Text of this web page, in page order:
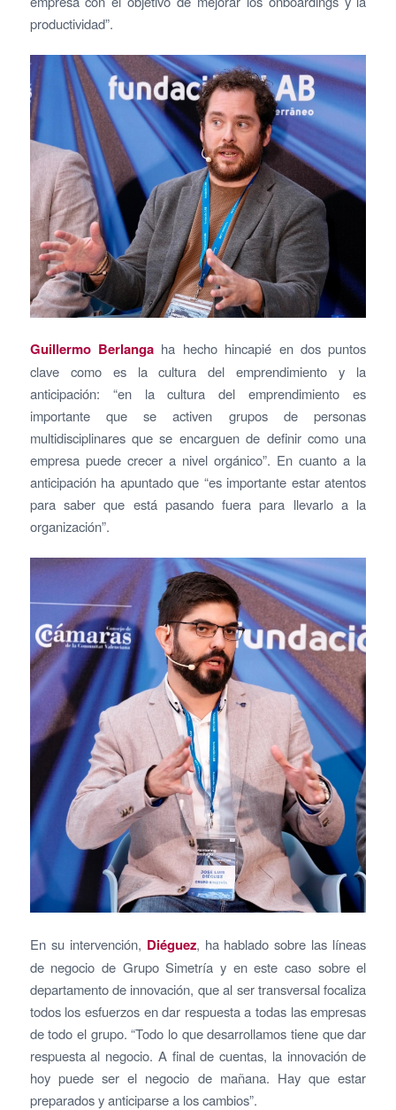
productividad”.
Guillermo Berlanga ha hecho hincapié en dos puntos
clave como es la cultura del emprendimiento y la
anticipación: “en la cultura del emprendimiento es
importante que se activen grupos de personas
multidisciplinares que se encarguen de definir como una
empresa puede crecer a nivel orgánico”. En cuanto a la
anticipación ha apuntado que “es importante estar atentos
para saber que está pasando fuera para llevarlo a la
organización”.
En su intervención, Diéguez, ha hablado sobre las líneas
de negocio de Grupo Simetría y en este caso sobre el
departamento de innovación, que al ser transversal focaliza
todos los esfuerzos en dar respuesta a todas las empresas
de todo el grupo. “Todo lo que desarrollamos tiene que dar
respuesta al negocio. A final de cuentas, la innovación de
hoy puede ser el negocio de mañana. Hay que estar
preparados y anticiparse a los cambios”.